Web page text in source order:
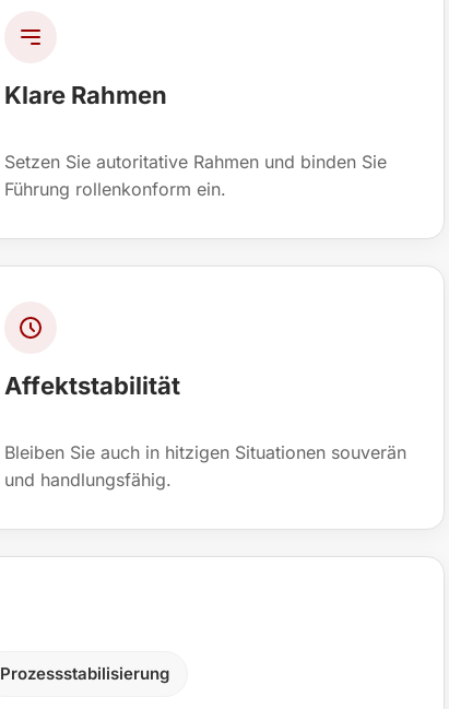
Klare Rahmen
Setzen Sie autoritative Rahmen und binden Sie
Führung rollenkonform ein.
Affektstabilität
Bleiben Sie auch in hitzigen Situationen souverän
und handlungsfähig.
Prozessstabilisierung